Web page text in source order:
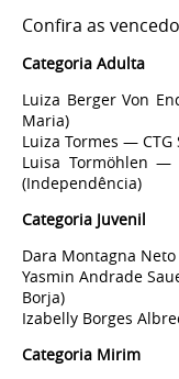
Confira as
Categoria Adulta
Luiza Berger Von
Maria)
Luiza Tormes — CTG
Luisa Tormöhlen —
(Independência)
Categoria Juvenil
Dara Montagna Neto
Yasmin Andrade
Borja)
Izabelly Borges
Categoria Mirim